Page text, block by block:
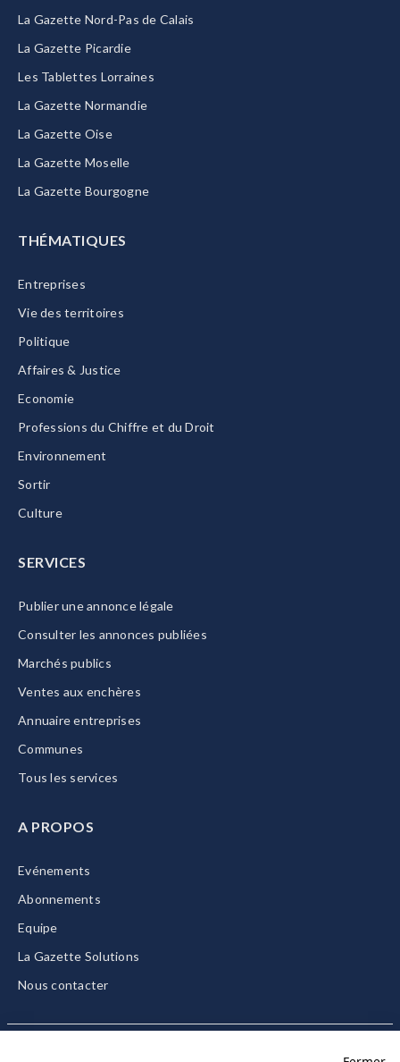
La Gazette Nord-Pas de Calais
La Gazette Picardie
Les Tablettes Lorraines
La Gazette Normandie
La Gazette Oise
La Gazette Moselle
La Gazette Bourgogne
THÉMATIQUES
Entreprises
Vie des territoires
Politique
Affaires & Justice
Economie
Professions du Chiffre et du Droit
Environnement
Sortir
Culture
SERVICES
Publier une annonce légale
Consulter les annonces publiées
Marchés publics
Ventes aux enchères
Annuaire entreprises
Communes
Tous les services
A PROPOS
Evénements
Abonnements
Equipe
La Gazette Solutions
Nous contacter